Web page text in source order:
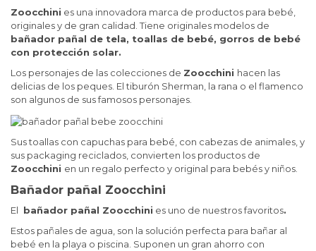
Zoocchini es una innovadora marca de productos para bebé,
originales y de gran calidad. Tiene originales modelos de
bañador pañal de tela, toallas de bebé, gorros de bebé
con protección solar.
Los personajes de las colecciones de Zoocchini hacen las
delicias de los peques. El tiburón Sherman, la rana o el flamenco
son algunos de sus famosos personajes.
Sus toallas con capuchas para bebé, con cabezas de animales, y
sus packaging reciclados, convierten los productos de
Zoocchini en un regalo perfecto y original para bebés y niños.
Bañador pañal Zoocchini
El bañador pañal Zoocchini es uno de nuestros favoritos.
Estos pañales de agua, son la solución perfecta para bañar al
bebé en la playa o piscina. Suponen un gran ahorro con